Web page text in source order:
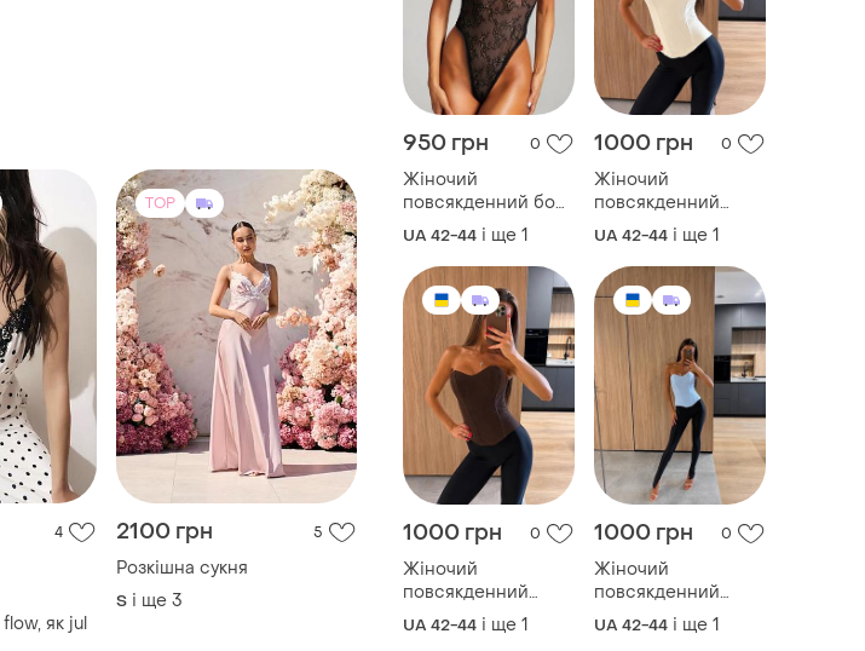
950 грн 0
Жіночий
повсякденний боді
з мережива на
підкладці
UA 42-44 і ще 1
1000 грн 0
Жіночий
повсякденний
класичний корсет з
костюмної тканини
UA 42-44 і ще 1
1000 грн 0
Жіночий
повсякденний
класичний корсет з
костюмної тканини
UA 42-44 і ще 1
1000 грн 0
Жіночий
повсякденний
класичний корсет з
костюмної тканини
UA 42-44 і ще 1
4
як jul
TOP
2100 грн 5
Розкішна сукня
S і ще 3